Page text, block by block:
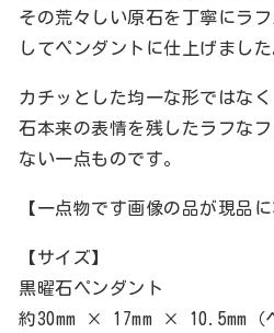
その荒々しい原石を丁寧にラ
してペンダントに仕上げました
カチッとした均一な形ではなく
石本来の表情を残したラフな
ない一点ものです。
【一点物です画像の品が現品に
【サイズ】
黒曜石ペンダント
約30mm × 17mm × 10.5mm（